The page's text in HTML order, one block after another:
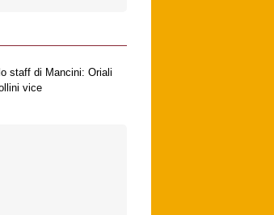
staff di Mancini: Oriali
vice